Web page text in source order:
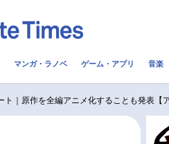
配
マンガ・ラノベ ゲーム・アプリ 音楽
｜原作を全編アニメ化することも発表【